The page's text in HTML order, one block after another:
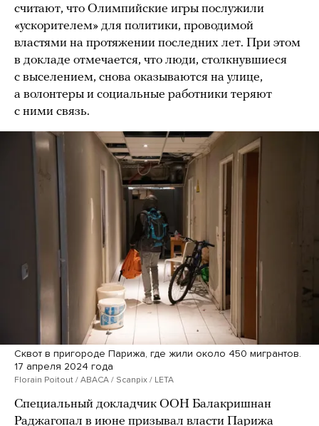
считают, что Олимпийские игры послужили
«ускорителем» для политики, проводимой
властями на протяжении последних лет. При этом
в докладе отмечается, что люди, столкнувшиеся
с выселением, снова оказываются на улице,
а волонтеры и социальные работники теряют
с ними связь.
Сквот в пригороде Парижа, где жили около 450 мигрантов.
17 апреля 2024 года
Florain Poitout / ABACA / Scanpix / LETA
Специальный докладчик ООН Балакришнан
Раджагопал в июне призывал власти Парижа